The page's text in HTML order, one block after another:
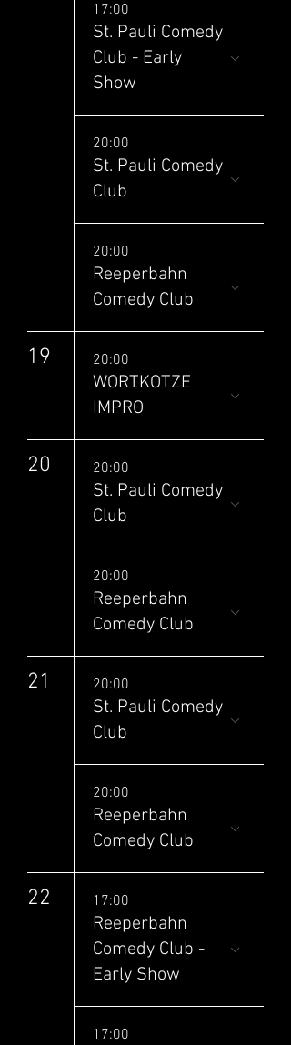
17:00
St. Pauli Comedy
Club - Early
Show
20:00
St. Pauli Comedy
Club
20:00
Reeperbahn
Comedy Club
19 20:00
WORTKOTZE
IMPRO
20 20:00
St. Pauli Comedy
Club
20:00
Reeperbahn
Comedy Club
21 20:00
St. Pauli Comedy
Club
20:00
Reeperbahn
Comedy Club
22 17:00
Reeperbahn
Comedy Club -
Early Show
17:00